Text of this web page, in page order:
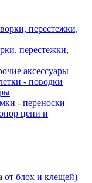
перестежки,
аксессуары
- поводки
- переноски
цепи и